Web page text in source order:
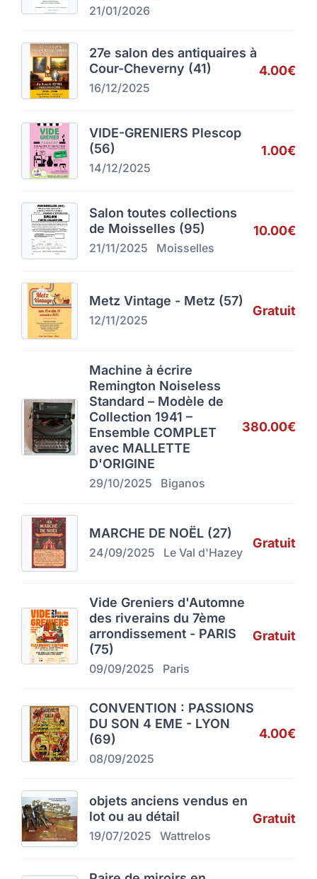
21/01/2026
27e salon des antiquaires à
Cour-Cheverny (41)
16/12/2025
4.00€
VIDE-GRENIERS Plescop
(56)
14/12/2025
1.00€
Salon toutes collections
de Moisselles (95)
21/11/2025 Moisselles
10.00€
Metz Vintage - Metz (57)
12/11/2025
Gratuit
Machine à écrire
Remington Noiseless
Standard – Modèle de
Collection 1941 –
Ensemble COMPLET
avec MALLETTE
D'ORIGINE
29/10/2025 Biganos
380.00€
MARCHE DE NOËL (27)
24/09/2025 Le Val d'Hazey
Gratuit
Vide Greniers d'Automne
des riverains du 7ème
arrondissement - PARIS
(75)
09/09/2025 Paris
Gratuit
CONVENTION : PASSIONS
DU SON 4 EME - LYON
(69)
08/09/2025
4.00€
objets anciens vendus en
lot ou au détail
19/07/2025 Wattrelos
Gratuit